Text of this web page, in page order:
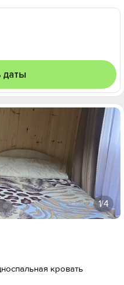
даты
1/4
кровать